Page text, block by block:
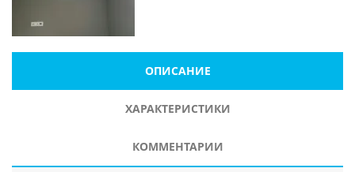
ОПИСАНИЕ
ХАРАКТЕРИСТИКИ
КОММЕНТАРИИ